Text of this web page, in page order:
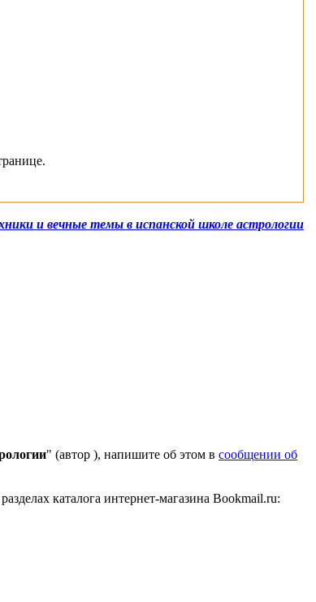
и вечные темы в испанской школе астрологии
" (автор ), напишите об этом в сообщении об
каталога интернет-магазина Bookmail.ru: